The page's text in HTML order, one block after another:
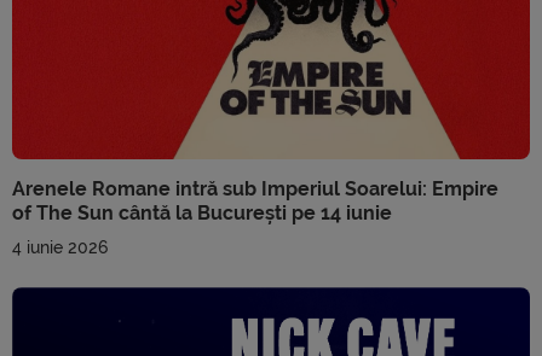
Arenele Romane intră sub Imperiul Soarelui: Empire
of The Sun cântă la București pe 14 iunie
4 iunie 2026